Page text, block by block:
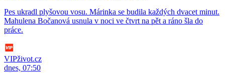
Pes ukradl plyšovou vosu. Márinka se budila každých dvacet minut.
Mahulena Bočanová usnula v noci ve čtvrt na pět a ráno šla do
práce.
VIPživot.cz
dnes, 07:50